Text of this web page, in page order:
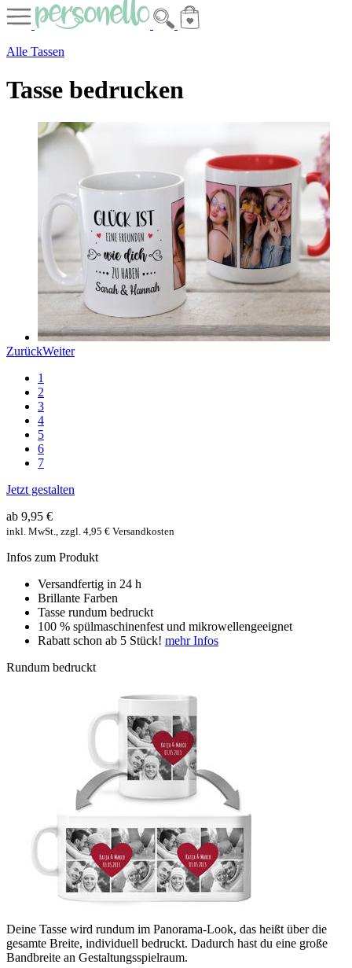
Alle Tassen
Tasse bedrucken
ZurückWeiter
1
2
3
4
5
6
7
Jetzt gestalten
ab 9,95 €
inkl. MwSt., zzgl. 4,95 € Versandkosten
Infos zum Produkt
Versandfertig in 24 h
Brillante Farben
Tasse rundum bedruckt
100 % spülmaschinenfest und mikrowellengeeignet
Rabatt schon ab 5 Stück! mehr Infos
Rundum bedruckt
Deine Tasse wird rundum im Panorama-Look, das heißt über die
gesamte Breite, individuell bedruckt. Dadurch hast du eine große
Bandbreite an Gestaltungsspielraum.